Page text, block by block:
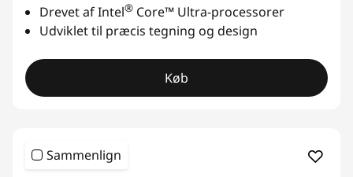
Drevet af Intel® Core™ Ultra-processorer
Udviklet til præcis tegning og design
Køb
Sammenlign